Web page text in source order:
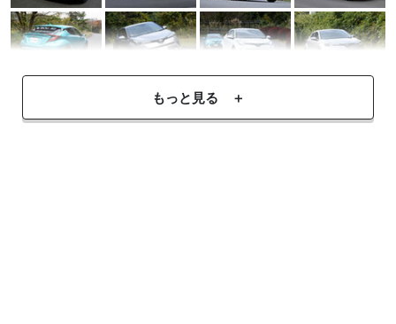
もっと見る ＋